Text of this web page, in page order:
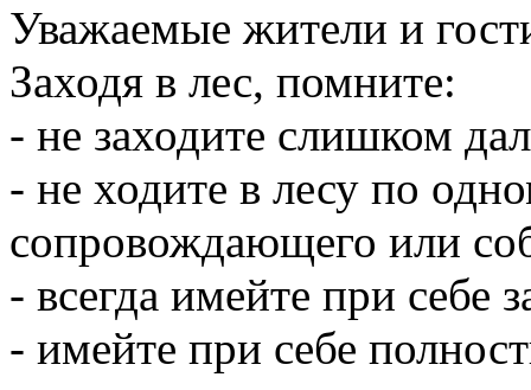
Уважаемые жители и
Заходя в лес, помните:
- не заходите слишком
- не ходите в лесу по
сопровождающего или
- всегда имейте при себе
- имейте при себе